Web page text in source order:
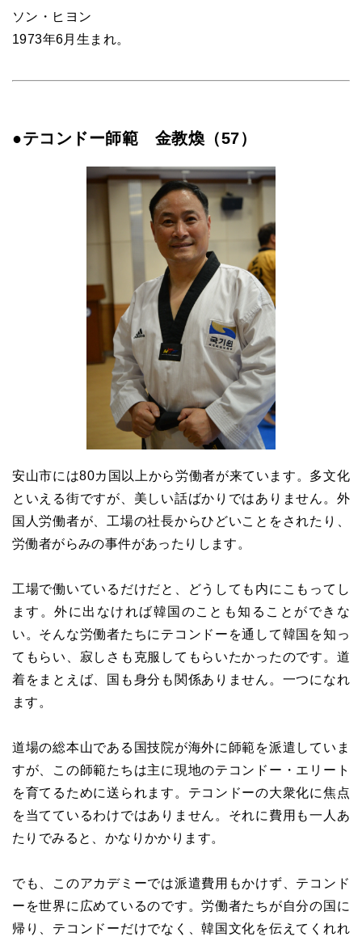
ソン・ヒヨン
1973年6月生まれ。
●テコンドー師範 金教煥（57）
安山市には80カ国以上から労働者が来ています。多文化
といえる街ですが、美しい話ばかりではありません。外
国人労働者が、工場の社長からひどいことをされたり、
労働者がらみの事件があったりします。
工場で働いているだけだと、どうしても内にこもってし
ます。外に出なければ韓国のことも知ることができな
い。そんな労働者たちにテコンドーを通して韓国を知っ
てもらい、寂しさも克服してもらいたかったのです。道
着をまとえば、国も身分も関係ありません。一つになれ
ます。
道場の総本山である国技院が海外に師範を派遣していま
すが、この師範たちは主に現地のテコンドー・エリート
を育てるために送られます。テコンドーの大衆化に焦点
を当てているわけではありません。それに費用も一人あ
たりでみると、かなりかかります。
でも、このアカデミーでは派遣費用もかけず、テコンド
ーを世界に広めているのです。労働者たちが自分の国に
帰り、テコンドーだけでなく、韓国文化を伝えてくれれ